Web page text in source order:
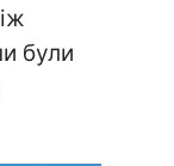
були